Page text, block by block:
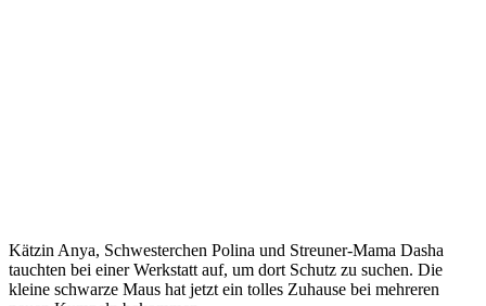
Kätzin Anya, Schwesterchen Polina und Streuner-Mama Dasha
tauchten bei einer Werkstatt auf, um dort Schutz zu suchen. Die
kleine schwarze Maus hat jetzt ein tolles Zuhause bei mehreren